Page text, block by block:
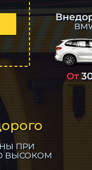
От
ПРИ
ВЫСОКОМ